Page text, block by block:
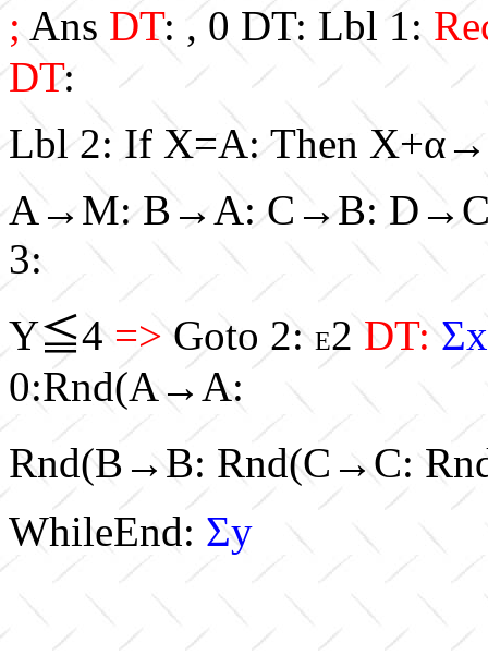
; Ans DT: , 0 DT: Lbl 1:
DT:
Lbl 2: If X=A: Then
A→M: B→A: C→B:
3:
Y≦4 =>Goto 2: E2DT:
0:Rnd(A→A:
Rnd(B→B: Rnd(C→C:
WhileEnd: Σy